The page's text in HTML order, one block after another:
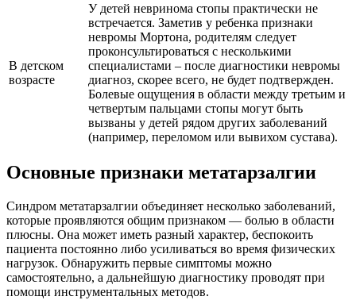
В детском
возрасте
У детей невринома стопы практически не
встречается. Заметив у ребенка признаки
невромы Мортона, родителям следует
проконсультироваться с несколькими
специалистами – после диагностики невромы
диагноз, скорее всего, не будет подтвержден.
Болевые ощущения в области между третьим и
четвертым пальцами стопы могут быть
вызваны у детей рядом других заболеваний
(например, переломом или вывихом сустава).
Основные признаки метатарзалгии
Синдром метатарзалгии объединяет несколько заболеваний,
которые проявляются общим признаком — болью в области
плюсны. Она может иметь разный характер, беспокоить
пациента постоянно либо усиливаться во время физических
нагрузок. Обнаружить первые симптомы можно
самостоятельно, а дальнейшую диагностику проводят при
помощи инструментальных методов.